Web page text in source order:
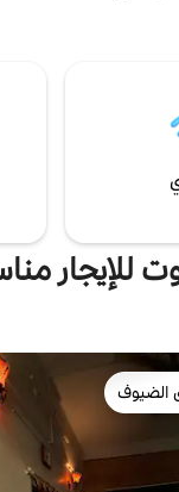
للإيجار
الضيوف
الضيوف